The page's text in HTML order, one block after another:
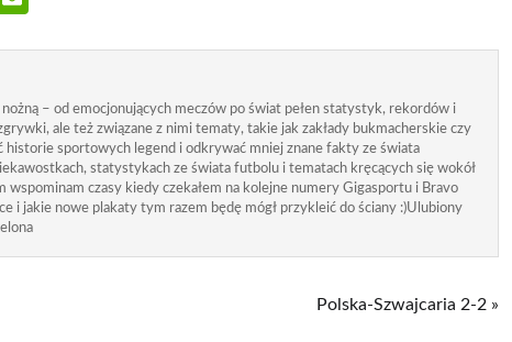
nożną – od emocjonujących meczów po świat pełen statystyk, rekordów i
ale też związane z nimi tematy, takie jak zakłady bukmacherskie czy
historie sportowych legend i odkrywać mniej znane fakty ze świata
statystykach ze świata futbolu i tematach kręcących się wokół
czasy kiedy czekałem na kolejne numery Gigasportu i Bravo
i jakie nowe plakaty tym razem będę mógł przykleić do ściany :)Ulubiony
Polska-Szwajcaria 2-2 »